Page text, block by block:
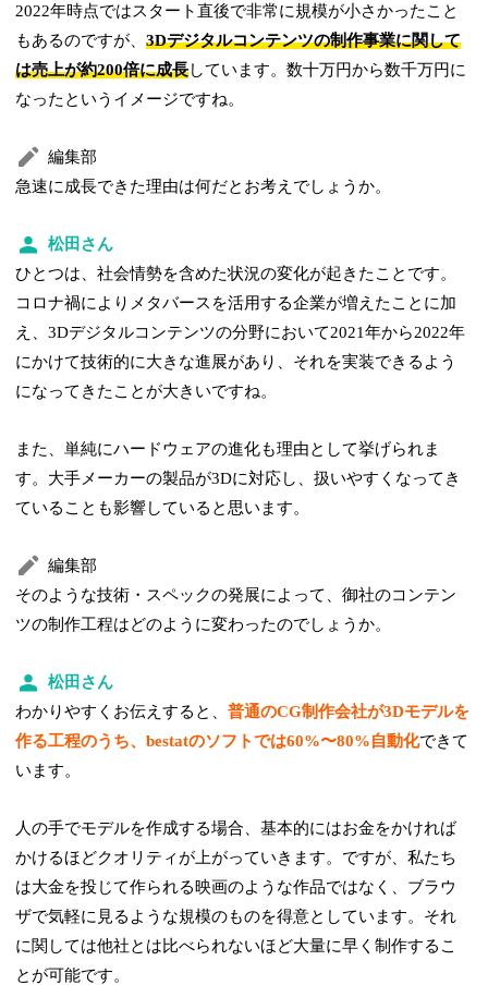
2022年時点ではスタート直後で非常に規模が小さかったこと
もあるのですが、3Dデジタルコンテンツの制作事業に関して
は売上が約200倍に成長しています。数十万円から数千万円に
なったというイメージですね。
編集部
急速に成長できた理由は何だとお考えでしょうか。
松田さん
ひとつは、社会情勢を含めた状況の変化が起きたことです。
コロナ禍によりメタバースを活用する企業が増えたことに加
え、3Dデジタルコンテンツの分野において2021年から2022年
にかけて技術的に大きな進展があり、それを実装できるよう
になってきたことが大きいですね。
また、単純にハードウェアの進化も理由として挙げられま
す。大手メーカーの製品が3Dに対応し、扱いやすくなってき
ていることも影響していると思います。
編集部
そのような技術・スペックの発展によって、御社のコンテン
ツの制作工程はどのように変わったのでしょうか。
松田さん
わかりやすくお伝えすると、普通のCG制作会社が3Dモデルを
作る工程のうち、bestatのソフトでは60%〜80%自動化できて
います。
人の手でモデルを作成する場合、基本的にはお金をかければ
かけるほどクオリティが上がっていきます。ですが、私たち
は大金を投じて作られる映画のような作品ではなく、ブラウ
ザで気軽に見るような規模のものを得意としています。それ
に関しては他社とは比べられないほど大量に早く制作するこ
とが可能です。